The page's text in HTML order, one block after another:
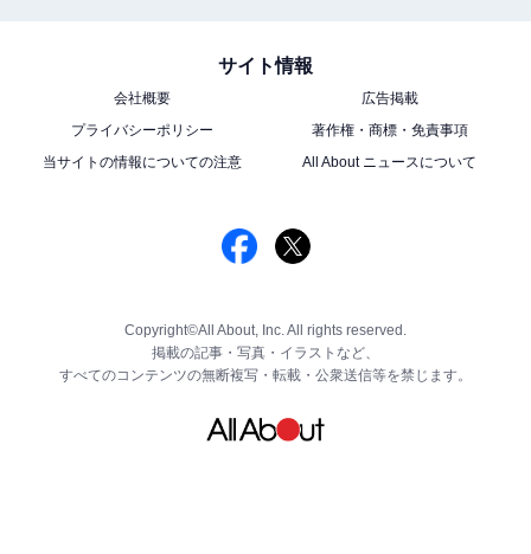
サイト情報
会社概要
広告掲載
プライバシーポリシー
著作権・商標・免責事項
当サイトの情報についての注意
All About ニュースについて
Copyright©All About, Inc. All rights reserved.
掲載の記事・写真・イラストなど、
すべてのコンテンツの無断複写・転載・公衆送信等を禁じます。